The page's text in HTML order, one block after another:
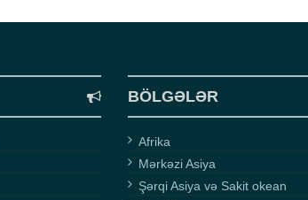
BÖLGƏLƏR
Afrika
Mərkəzi Asiya
Şərqi Asiya və Sakit okean